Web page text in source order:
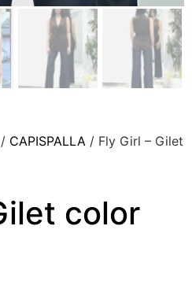
/ CAPISPALLA / Fly Girl – Gilet
color